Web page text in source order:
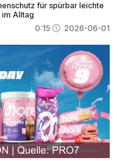
für spürbar leichte
Alltag
0:15 2026-06-01